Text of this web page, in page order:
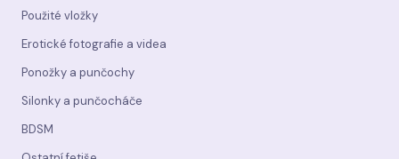
Použité vložky
Erotické fotografie a videa
Ponožky a punčochy
Silonky a punčocháče
BDSM